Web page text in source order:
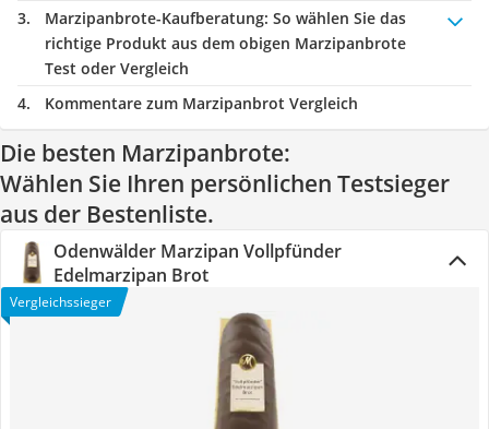
Marzipanbrote-Kaufberatung: So wählen Sie das
richtige Produkt aus dem obigen Marzipanbrote
Test oder Vergleich
Kommentare zum Marzipanbrot Vergleich
Die besten Marzipanbrote:
Wählen Sie Ihren persönlichen Testsieger
aus der Bestenliste.
Odenwälder Marzipan Vollpfünder
Edelmarzipan Brot
Vergleichssieger